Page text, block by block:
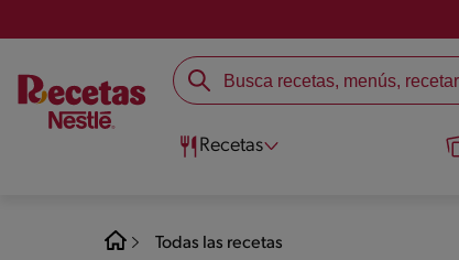
Recetas
Todas las recetas